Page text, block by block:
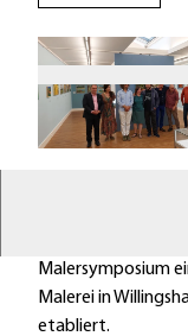
Malersymposium
Malerei in
etabliert.